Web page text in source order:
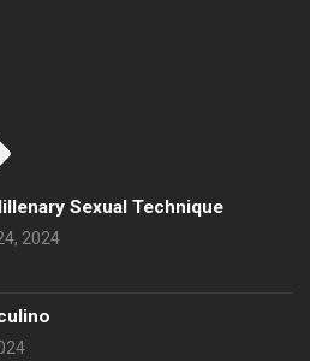
Sexual Technique
2024